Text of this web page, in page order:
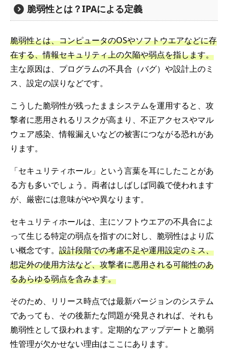
脆弱性とは？IPAによる定義
脆弱性とは、コンピュータのOSやソフトウエアなどに存
在する、情報セキュリティ上の欠陥や弱点を指します。
主な原因は、プログラムの不具合（バグ）や設計上のミ
ス、設定の誤りなどです。
こうした脆弱性が残ったままシステムを運用すると、攻
撃者に悪用されるリスクが高まり、不正アクセスやマル
ウェア感染、情報漏えいなどの被害につながる恐れがあ
ります。
「セキュリティホール」という言葉を耳にしたことがあ
る方も多いでしょう。両者はしばしば同義で使われます
が、厳密には意味がやや異なります。
セキュリティホールは、主にソフトウエアの不具合によ
って生じる特定の弱点を指すのに対し、脆弱性はより広
い概念です。 設計段階での考慮不足や運用設定のミス、
想定外の使用方法など、攻撃者に悪用される可能性のあ
るあらゆる弱点を含みます。
そのため、リリース時点では最新バージョンのシステム
であっても、その後新たな問題が発見されれば、それも
脆弱性として扱われます。定期的なアップデートと脆弱
性管理が欠かせない理由はここにあります。